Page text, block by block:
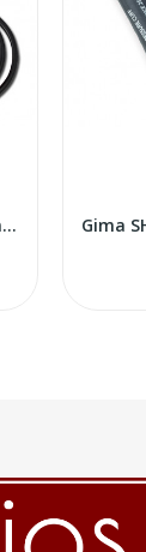
Gima Minor 2 sfigmomanometrs